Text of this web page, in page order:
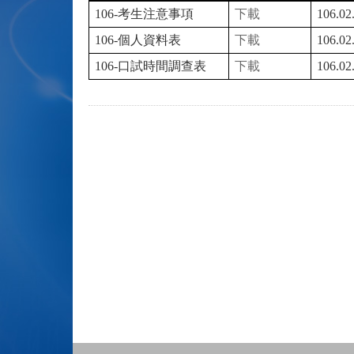
106-考生注意事項 下載
106-個人資料表 下載
106-口試時間調查表 下載